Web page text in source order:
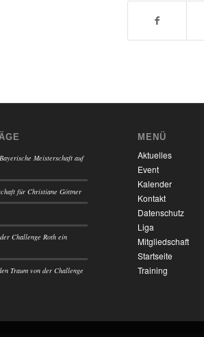
Meisterschaft auf
für Christiane Göttner
Challenge Roth ein
Traum von der Challenge
MENÜ
Aktuelles
Event
Kalender
Kontakt
Datenschutz
Liga
Mitgliedschaft
Startseite
Training